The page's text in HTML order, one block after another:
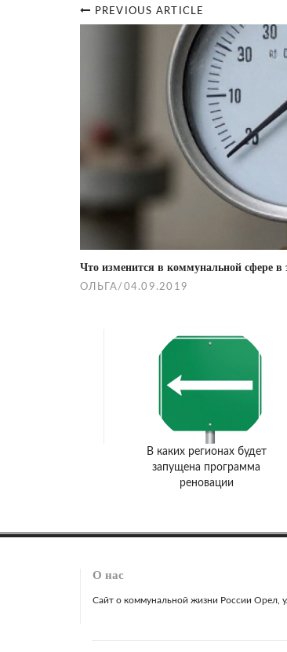
Post
navigation
PREVIOUS ARTICLE
Что изменится в коммунальной сфере в
ОЛЬГА / 04.09.2019
В каких регионах будет
запущена программа
реновации
О нас
Сайт о коммунальной жизни России Орел,